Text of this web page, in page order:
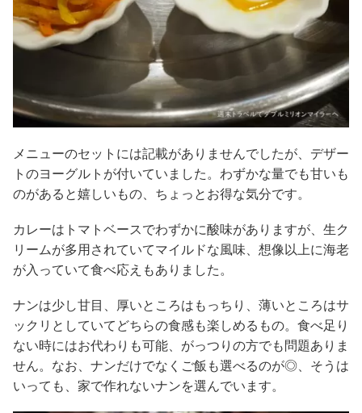
メニューのセットには記載がありませんでしたが、デザー
トのヨーグルトが付いていました。わずかな量でも甘いも
のがあると嬉しいもの、ちょっとお得な気分です。
カレーはトマトベースでわずかに酸味がありますが、生ク
リームが多用されていてマイルドな風味、想像以上に海老
が入っていて食べ応えもありました。
ナンは少し甘目、厚いところはもっちり、薄いところはサ
ックリとしていてどちらの食感も楽しめるもの。食べ足り
ない時にはお代わりも可能、がっつりの方でも問題ありま
せん。なお、ナンだけでなくご飯も選べるのが◎、そうは
いっても、家で作れないナンを選んでいます。